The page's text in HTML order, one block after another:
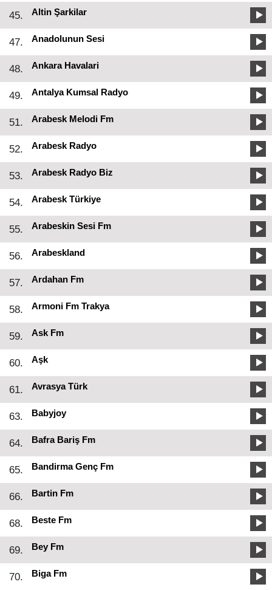
45. Altin Şarkilar
47. Anadolunun Sesi
48. Ankara Havalari
49. Antalya Kumsal Radyo
51. Arabesk Melodi Fm
52. Arabesk Radyo
53. Arabesk Radyo Biz
54. Arabesk Türkiye
55. Arabeskin Sesi Fm
56. Arabeskland
57. Ardahan Fm
58. Armoni Fm Trakya
59. Ask Fm
60. Aşk
61. Avrasya Türk
63. Babyjoy
64. Bafra Bariş Fm
65. Bandirma Genç Fm
66. Bartin Fm
68. Beste Fm
69. Bey Fm
70. Biga Fm